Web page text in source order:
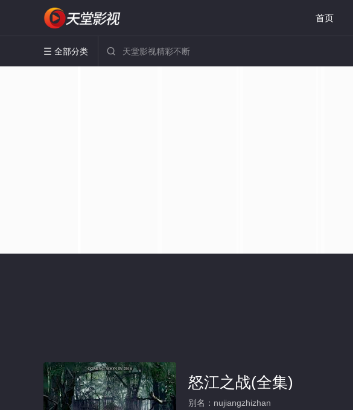
首页
 全部分类 
怒江之战(全集)
别名：nujiangzhizhan